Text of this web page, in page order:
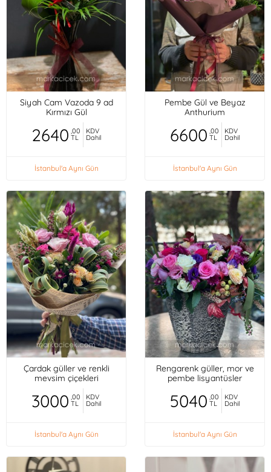
Siyah Cam Vazoda 9 ad
Kırmızı Gül
2640 ,00
TL
KDV
Dahil
İstanbul'a Aynı Gün
Pembe Gül ve Beyaz
Anthurium
6600 ,00
TL
KDV
Dahil
İstanbul'a Aynı Gün
Çardak güller ve renkli
mevsim çiçekleri
3000 ,00
TL
KDV
Dahil
İstanbul'a Aynı Gün
Rengarenk güller, mor ve
pembe lisyantüsler
5040 ,00
TL
KDV
Dahil
İstanbul'a Aynı Gün